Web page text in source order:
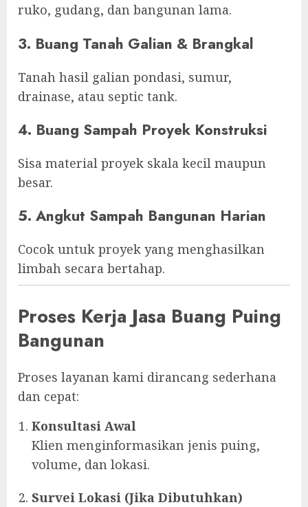
ruko, gudang, dan bangunan lama.
3. Buang Tanah Galian & Brangkal
Tanah hasil galian pondasi, sumur,
drainase, atau septic tank.
4. Buang Sampah Proyek Konstruksi
Sisa material proyek skala kecil maupun
besar.
5. Angkut Sampah Bangunan Harian
Cocok untuk proyek yang menghasilkan
limbah secara bertahap.
Proses Kerja Jasa Buang Puing
Bangunan
Proses layanan kami dirancang sederhana
dan cepat:
Konsultasi Awal
Klien menginformasikan jenis puing,
volume, dan lokasi.
Survei Lokasi (Jika Dibutuhkan)